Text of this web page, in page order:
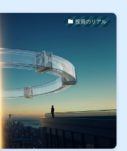
投資のリアル